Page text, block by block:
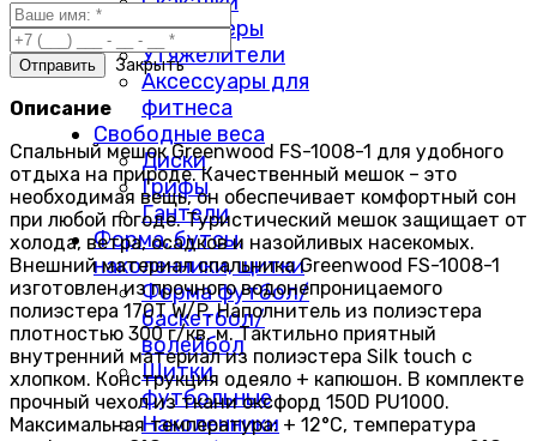
Массажеры
Утяжелители
Аксессуары для
фитнеса
Свободные веса
Диски
Грифы
Гантели
Форма, бутсы,
наколенники, щитки
Форма футбол/
баскетбол/
волейбол
Щитки
футбольные
Наколенники
Закрыть
Описание
Спальный мешок Greenwood FS-1008-1 для удобного
отдыха на природе. Качественный мешок – это
необходимая вещь, он обеспечивает комфортный сон
при любой погоде. Туристический мешок защищает от
холода, ветра, осадков и назойливых насекомых.
Внешний материал спальника Greenwood FS-1008-1
изготовлен из прочного водонепроницаемого
полиэстера 170T W/P. Наполнитель из полиэстера
плотностью 300 г/кв. м. Тактильно приятный
внутренний материал из полиэстера Silk touch с
хлопком. Конструкция одеяло + капюшон. В комплекте
прочный чехол из ткани оксфорд 150D PU1000.
Максимальная температура: + 12°С, температура